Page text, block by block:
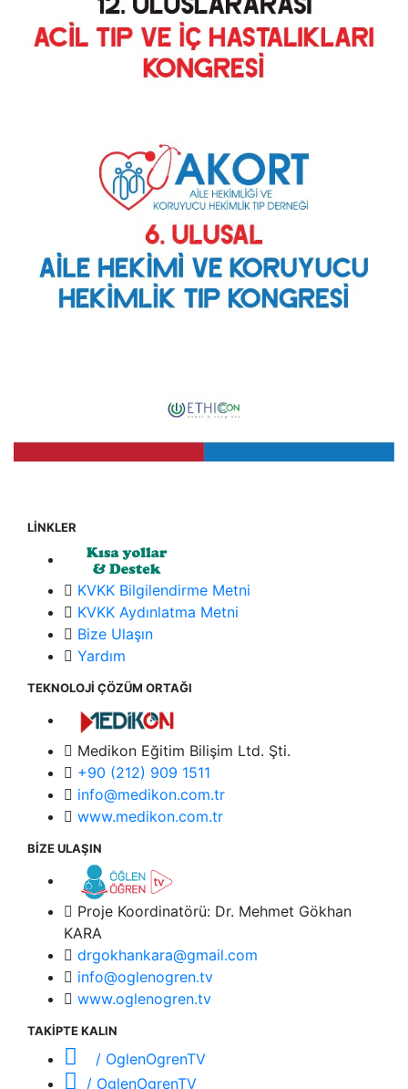
LİNKLER
KVKK Bilgilendirme Metni
KVKK Aydınlatma Metni
Bize Ulaşın
Yardım
TEKNOLOJİ ÇÖZÜM ORTAĞI
Medikon Eğitim Bilişim Ltd. Şti.
+90 (212) 909 1511
info@medikon.com.tr
www.medikon.com.tr
BİZE ULAŞIN
Proje Koordinatörü: Dr. Mehmet Gökhan
KARA
drgokhankara@gmail.com
info@oglenogren.tv
www.oglenogren.tv
TAKİPTE KALIN
/ OglenOgrenTV
/ OglenOgrenTV